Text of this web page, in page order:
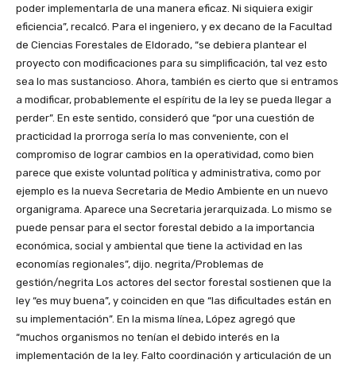
poder implementarla de una manera eficaz. Ni siquiera exigir
eficiencia”, recalcó. Para el ingeniero, y ex decano de la Facultad
de Ciencias Forestales de Eldorado, “se debiera plantear el
proyecto con modificaciones para su simplificación, tal vez esto
sea lo mas sustancioso. Ahora, también es cierto que si entramos
a modificar, probablemente el espíritu de la ley se pueda llegar a
perder”. En este sentido, consideró que “por una cuestión de
practicidad la prorroga sería lo mas conveniente, con el
compromiso de lograr cambios en la operatividad, como bien
parece que existe voluntad política y administrativa, como por
ejemplo es la nueva Secretaria de Medio Ambiente en un nuevo
organigrama. Aparece una Secretaria jerarquizada. Lo mismo se
puede pensar para el sector forestal debido a la importancia
económica, social y ambiental que tiene la actividad en las
economías regionales”, dijo. negrita/Problemas de
gestión/negrita Los actores del sector forestal sostienen que la
ley “es muy buena”, y coinciden en que “las dificultades están en
su implementación”. En la misma línea, López agregó que
“muchos organismos no tenían el debido interés en la
implementación de la ley. Falto coordinación y articulación de un